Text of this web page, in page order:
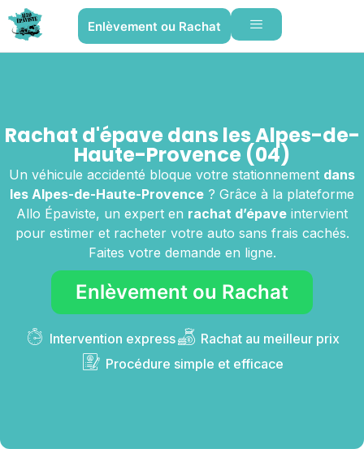
Enlèvement ou Rachat
Rachat d'épave dans les Alpes-de-
Haute-Provence (04)
Un véhicule accidenté bloque votre stationnement dans
les Alpes-de-Haute-Provence ? Grâce à la plateforme
Allo Épaviste, un expert en rachat d’épave intervient
pour estimer et racheter votre auto sans frais cachés.
Faites votre demande en ligne.
Enlèvement ou Rachat
Intervention express
Rachat au meilleur prix
Procédure simple et efficace